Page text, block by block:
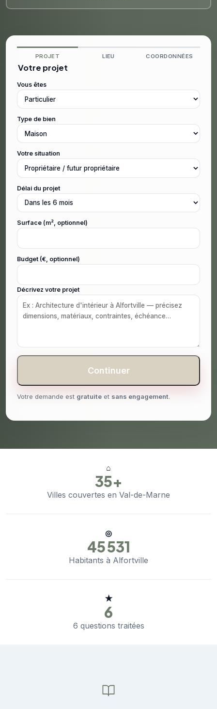
PROJET LIEU COORDONNÉES
Votre projet
Vous êtes
Type de bien
Votre situation
Délai du projet
Surface (m², optionnel)
Budget (€, optionnel)
Décrivez votre projet
Continuer
Votre demande est gratuite et sans engagement.
⌂
35+
Villes couvertes en Val-de-Marne
◎
45 531
Habitants à Alfortville
★
6
6 questions traitées